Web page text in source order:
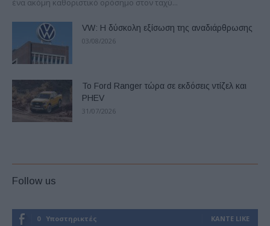
ένα ακόμη καθοριστικό ορόσημο στον ταχύ...
VW: Η δύσκολη εξίσωση της αναδιάρθρωσης
03/08/2026
Το Ford Ranger τώρα σε εκδόσεις ντίζελ και
PHEV
31/07/2026
Follow us
0 Υποστηρικτές ΚΆΝΤΕ LIKE